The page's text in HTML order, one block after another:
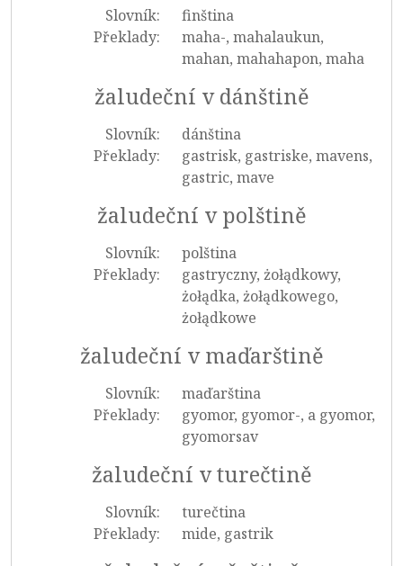
Slovník:
finština
Překlady:
maha-, mahalaukun,
mahan, mahahapon, maha
žaludeční v dánštině
Slovník:
dánština
Překlady:
gastrisk, gastriske, mavens,
gastric, mave
žaludeční v polštině
Slovník:
polština
Překlady:
gastryczny, żołądkowy,
żołądka, żołądkowego,
żołądkowe
žaludeční v maďarštině
Slovník:
maďarština
Překlady:
gyomor, gyomor-, a gyomor,
gyomorsav
žaludeční v turečtině
Slovník:
turečtina
Překlady:
mide, gastrik